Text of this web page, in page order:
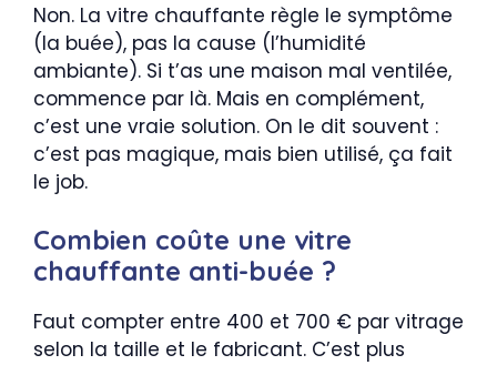
Non. La vitre chauffante règle le symptôme
(la buée), pas la cause (l’humidité
ambiante). Si t’as une maison mal ventilée,
commence par là. Mais en complément,
c’est une vraie solution. On le dit souvent :
c’est pas magique, mais bien utilisé, ça fait
le job.
Combien coûte une vitre
chauffante anti-buée ?
Faut compter entre 400 et 700 € par vitrage
selon la taille et le fabricant. C’est plus